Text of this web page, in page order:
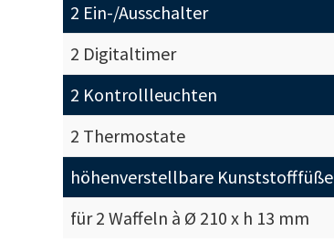
2 Ein-/Ausschalter
2 Digitaltimer
2 Kontrollleuchten
2 Thermostate
höhenverstellbare Kunststofffüße
für 2 Waffeln à Ø 210 x h 13 mm